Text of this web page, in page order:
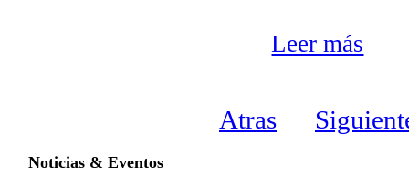
Leer más
Atras
Noticias & Eventos